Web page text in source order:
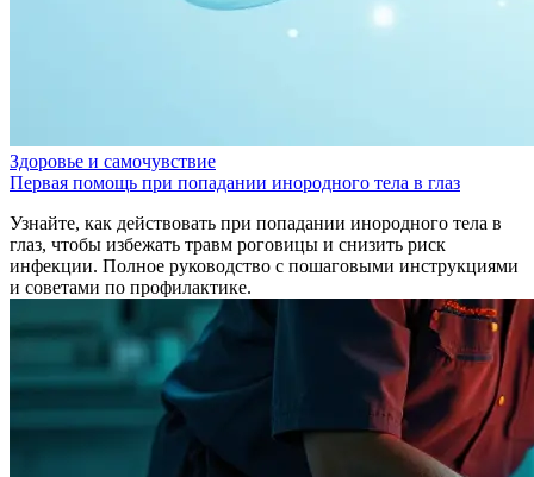
Здоровье и самочувствие
Первая помощь при попадании инородного тела в глаз
Узнайте, как действовать при попадании инородного тела в
глаз, чтобы избежать травм роговицы и снизить риск
инфекции. Полное руководство с пошаговыми инструкциями
и советами по профилактике.